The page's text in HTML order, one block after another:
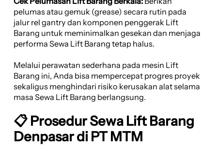
pelumas atau gemuk (grease) secara rutin pada
jalur rel gantry dan komponen penggerak Lift
Barang untuk meminimalkan gesekan dan menjaga
performa Sewa Lift Barang tetap halus.
Melalui perawatan sederhana pada mesin Lift
Barang ini, Anda bisa mempercepat progres proyek
sekaligus menghindari risiko kerusakan alat selama
masa Sewa Lift Barang berlangsung.
📋 Prosedur Sewa Lift Barang
Denpasar di PT MTM